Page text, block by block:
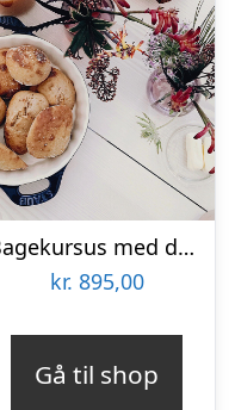
Bagekursus med danske klassikere hos CPH Cooking Class
kr. 895,00
Gå til shop